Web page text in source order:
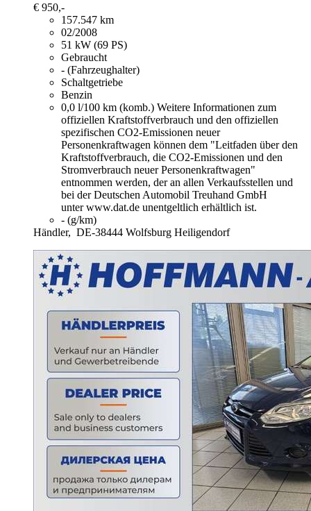
€ 950,-
157.547 km
02/2008
51 kW (69 PS)
Gebraucht
- (Fahrzeughalter)
Schaltgetriebe
Benzin
0,0 l/100 km (komb.) Weitere Informationen zum
offiziellen Kraftstoffverbrauch und den offiziellen
spezifischen CO2-Emissionen neuer
Personenkraftwagen können dem "Leitfaden über den
Kraftstoffverbrauch, die CO2-Emissionen und den
Stromverbrauch neuer Personenkraftwagen"
entnommen werden, der an allen Verkaufsstellen und
bei der Deutschen Automobil Treuhand GmbH
unter www.dat.de unentgeltlich erhältlich ist.
- (g/km)
Händler, DE-38444 Wolfsburg Heiligendorf